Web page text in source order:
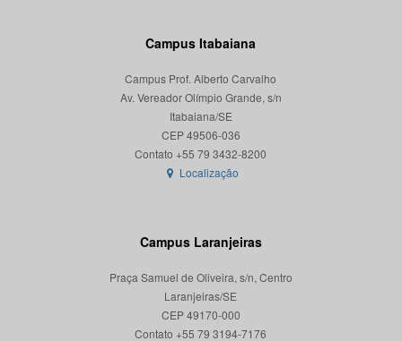
Campus Itabaiana
Campus Prof. Alberto Carvalho
Av. Vereador Olímpio Grande, s/n
Itabaiana/SE
CEP 49506-036
Localização
Campus Laranjeiras
Praça Samuel de Oliveira, s/n, Centro
Laranjeiras/SE
CEP 49170-000